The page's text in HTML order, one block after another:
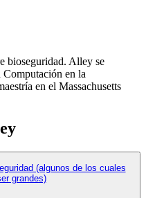
bioseguridad. Alley se
en la
en el Massachusetts
(algunos de los cuales
grandes)